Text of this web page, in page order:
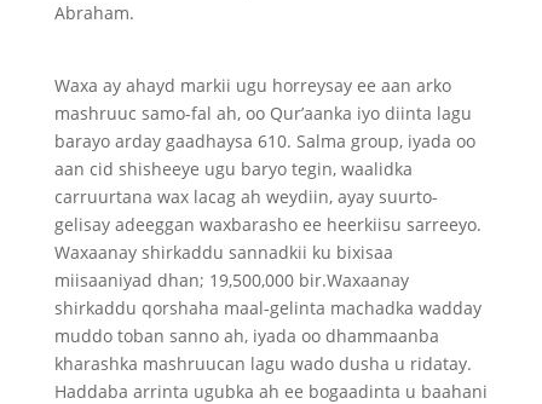
Abraham.
Waxa ay ahayd markii ugu horreysay ee aan arko
mashruuc samo-fal ah, oo Qur’aanka iyo diinta lagu
barayo arday gaadhaysa 610. Salma group, iyada oo
aan cid shisheeye ugu baryo tegin, waalidka
carruurtana wax lacag ah weydiin, ayay suurto-
gelisay adeeggan waxbarasho ee heerkiisu sarreeyo.
Waxaanay shirkaddu sannadkii ku bixisaa
miisaaniyad dhan; 19,500,000 bir.Waxaanay
shirkaddu qorshaha maal-gelinta machadka wadday
muddo toban sanno ah, iyada oo dhammaanba
kharashka mashruucan lagu wado dusha u ridatay.
Haddaba arrinta ugubka ah ee bogaadinta u baahani